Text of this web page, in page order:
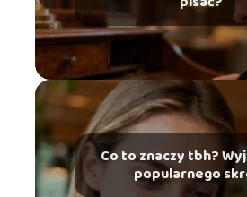
Co to znaczy tbh?
popularnego